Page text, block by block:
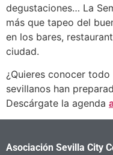
degustaciones… La
más que tapeo del
en los bares,
ciudad.
¿Quieres conocer
sevillanos han
Descárgate la agenda
Asociación Sevilla City